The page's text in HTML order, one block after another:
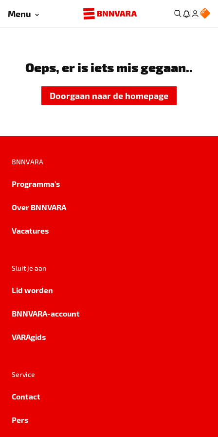
Menu
Oeps, er is iets mis gegaan..
Doorgaan naar de homepage
BNNVARA
Programma's
Over BNNVARA
Vacatures
Sluit je aan
Lid worden
BNNVARA-account
VARAgids
Service
Contact
Pers